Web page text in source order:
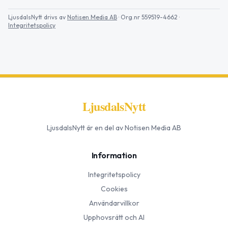
LjusdalsNytt drivs av Notisen Media AB · Org.nr 559519-4662 ·
Integritetspolicy
LjusdalsNytt
LjusdalsNyttär en del av Notisen Media AB
Information
Integritetspolicy
Cookies
Användarvillkor
Upphovsrätt och AI